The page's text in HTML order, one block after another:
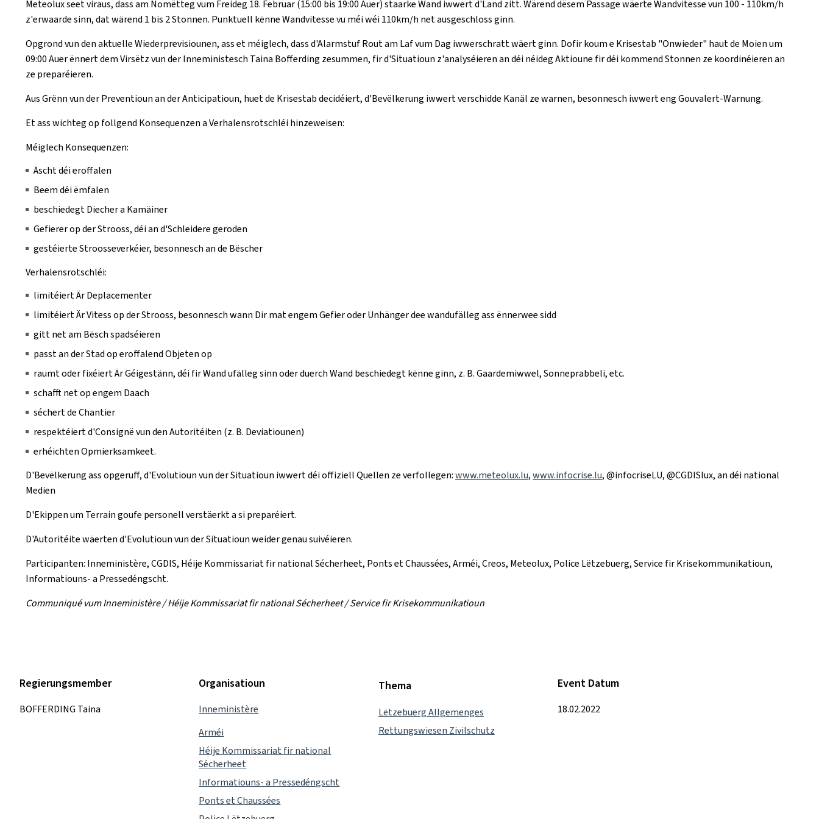
Meteolux seet viraus, dass am Nomëtteg vum Freideg 18. Februar (15:00 bis 19:00 Auer) staarke Wand iwwert d'Land zitt. Wärend dësem Passage wäerte Wandvitesse vun 100 - 110km/h
z'erwaarde sinn, dat wärend 1 bis 2 Stonnen. Punktuell kënne Wandvitesse vu méi wéi 110km/h net ausgeschloss ginn.
Opgrond vun den aktuelle Wiederprevisiounen, ass et méiglech, dass d'Alarmstuf Rout am Laf vum Dag iwwerschratt wäert ginn. Dofir koum e Krisestab "Onwieder" haut de Moien um
09:00 Auer ënnert dem Virsëtz vun der Inneministesch Taina Bofferding zesummen, fir d'Situatioun z'analyséieren an déi néideg Aktioune fir déi kommend Stonnen ze koordinéieren an
ze preparéieren.
Aus Grënn vun der Preventioun an der Anticipatioun, huet de Krisestab decidéiert, d'Bevëlkerung iwwert verschidde Kanäl ze warnen, besonnesch iwwert eng Gouvalert-Warnung.
Et ass wichteg op follgend Konsequenzen a Verhalensrotschléi hinzeweisen:
Méiglech Konsequenzen:
Äscht déi eroffalen
Beem déi ëmfalen
beschiedegt Diecher a Kamäiner
Gefierer op der Strooss, déi an d'Schleidere geroden
gestéierte Stroosseverkéier, besonnesch an de Bëscher
Verhalensrotschléi:
limitéiert Är Deplacementer
limitéiert Är Vitess op der Strooss, besonnesch wann Dir mat engem Gefier oder Unhänger dee wandufälleg ass ënnerwee sidd
gitt net am Bësch spadséieren
passt an der Stad op eroffalend Objeten op
raumt oder fixéiert Är Géigestänn, déi fir Wand ufälleg sinn oder duerch Wand beschiedegt kënne ginn, z. B. Gaardemiwwel, Sonneprabbeli, etc.
schafft net op engem Daach
séchert de Chantier
respektéiert d'Consignë vun den Autoritéiten (z. B. Deviatiounen)
erhéichten Opmierksamkeet.
D'Bevëlkerung ass opgeruff, d'Evolutioun vun der Situatioun iwwert déi offiziell Quellen ze verfollegen:www.meteolux.lu,www.infocrise.lu, @infocriseLU, @CGDISlux, an déi national
Medien
D'Ekippen um Terrain goufe personell verstäerkt a si preparéiert.
D'Autoritéite wäerten d'Evolutioun vun der Situatioun weider genau suivéieren.
Participanten: Inneministère, CGDIS, Héije Kommissariat fir national Sécherheet, Ponts et Chaussées, Arméi, Creos, Meteolux, Police Lëtzebuerg, Service fir Krisekommunikatioun,
Informatiouns- a Pressedéngscht.
Communiqué vum Inneministère / Héije Kommissariat fir national Sécherheet / Service fir Krisekommunikatioun
Regierungsmember
BOFFERDING Taina
Organisatioun
Inneministère
Arméi
Héije Kommissariat fir national
Sécherheet
Informatiouns- a Pressedéngscht
Ponts et Chaussées
Thema
Lëtzebuerg Allgemenges
Rettungswiesen Zivilschutz
Event Datum
18.02.2022